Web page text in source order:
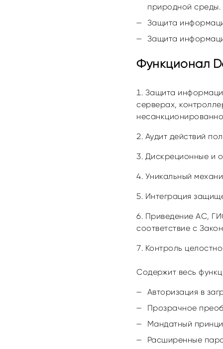
природной среды.
Защита
Защита
Функционал
Защита
серверах,
Аудит действий
Дискреционные и
Уникальный
Интеграция
Приведение АС,
соответствие с
Контроль
Содержит весь
Авторизация в
Прозрачное
Мандатный
Расширенные